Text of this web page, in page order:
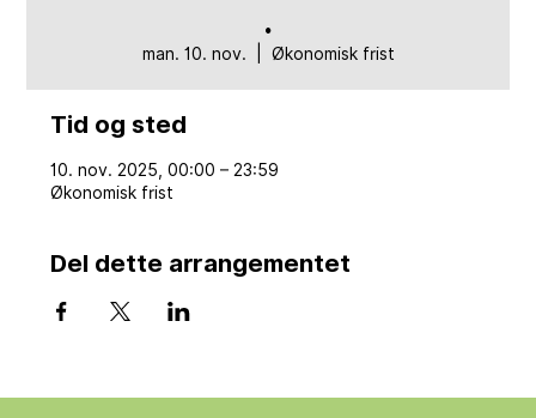
.
man. 10. nov. Økonomisk frist
Tid og sted
10. nov. 2025, 00:00 – 23:59
Økonomisk frist
Del dette arrangementet